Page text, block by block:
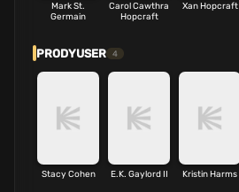
Mark St.
Germain
Carol Cawthra
Hopcraft
Xan Hopcraft
PRODYUSER 4
Stacy Cohen E.K. Gaylord II Kristin Harms